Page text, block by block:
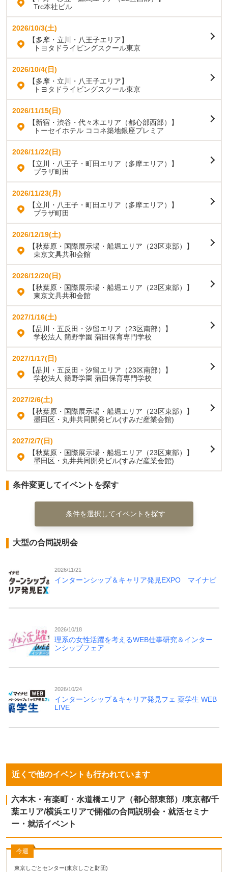
Trc本社ビル
2026/10/3(土)
【多摩・立川・八王子エリア】
トヨタドライビングスクール東京
2026/10/4(日)
【多摩・立川・八王子エリア】
トヨタドライビングスクール東京
2026/11/15(日)
【新宿・渋谷・代々木エリア（都心部西部）】
トーセイホテル ココネ築地銀座プレミア
2026/11/22(日)
【立川・八王子・町田エリア（多摩エリア）】
プラザ町田
2026/11/23(月)
【立川・八王子・町田エリア（多摩エリア）】
プラザ町田
2026/12/19(土)
【秋葉原・国際展示場・船堀エリア（23区東部）】
東京文具共和会館
2026/12/20(日)
【秋葉原・国際展示場・船堀エリア（23区東部）】
東京文具共和会館
2027/1/16(土)
【品川・五反田・汐留エリア（23区南部）】
学校法人 簡野学園 蒲田保育専門学校
2027/1/17(日)
【品川・五反田・汐留エリア（23区南部）】
学校法人 簡野学園 蒲田保育専門学校
2027/2/6(土)
【秋葉原・国際展示場・船堀エリア（23区東部）】
墨田区・丸井共同開発ビル(すみだ産業会館)
2027/2/7(日)
【秋葉原・国際展示場・船堀エリア（23区東部）】
墨田区・丸井共同開発ビル(すみだ産業会館)
条件変更してイベントを探す
条件を選択してイベントを探す
大型の合同説明会
2026/11/21
インターンシップ＆キャリア発見EXPO マイナビ
2026/10/18
理系の女性活躍を考えるWEB仕事研究＆インター
ンシップフェア
2026/10/24
インターンシップ＆キャリア発見フェ 薬学生 WEB
LIVE
近くで他のイベントも行われています
六本木・有楽町・水道橋エリア（都心部東部）/東京都/千
葉エリア/横浜エリアで開催の合同説明会・就活セミナ
ー・就活イベント
今週
東京しごとセンター(東京しごと財団)